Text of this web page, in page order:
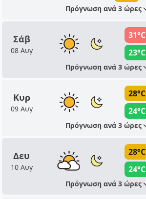
Πρόγνωση ανά 3 ώρες
Σάβ
08 Αυγ
31°C
23°C
Πρόγνωση ανά 3 ώρες
Κυρ
09 Αυγ
28°C
24°C
Πρόγνωση ανά 3 ώρες
Δευ
10 Αυγ
28°C
24°C
Πρόγνωση ανά 3 ώρες